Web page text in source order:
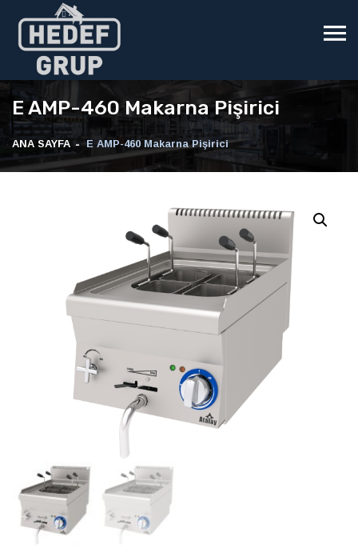
E AMP-460 Makarna Pişirici
ANA SAYFA E AMP-460 Makarna Pişirici